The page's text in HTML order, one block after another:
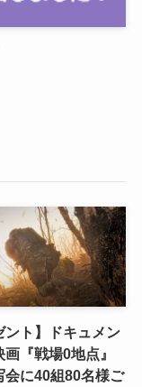
ント】ドキュメン
『戦場0地点』
会に40組80名様ご